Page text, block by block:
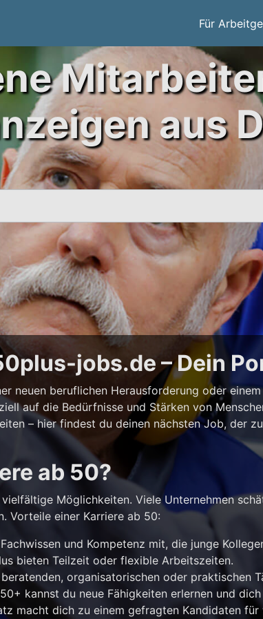
Für
aus
jobs.de – Dein
neuen beruflichen Herausforderung oder
auf die Bedürfnisse und Stärken von
– hier findest du deinen nächsten Job, der
ab 50?
Möglichkeiten. Viele Unternehmen
Vorteile einer Karriere ab 50:
und Kompetenz mit, die junge
bieten Teilzeit oder flexible Arbeitszeiten.
organisatorischen oder praktischen
kannst du neue Fähigkeiten erlernen und
macht dich zu einem gefragten Kandidaten für